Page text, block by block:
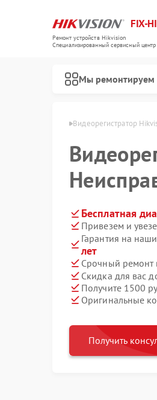
FIX-
Ремонт устройств Hikvision
Специализированный cервисный центр
Мы ремонтируем
Hikvision в Ижевске Видеорегистратор
Бесплатная
Привезем и
Гарантия на
лет
Срочный ремонт
Скидка для вас
Получите 1500
Оригинальные
Получить